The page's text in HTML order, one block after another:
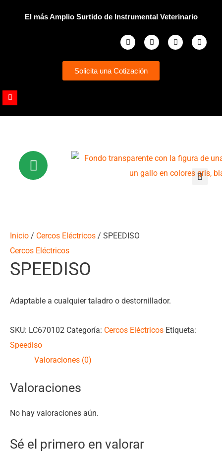
El más Amplio Surtido de Instrumental Veterinario
FacebookInstagramWhatsapp
Solicita una Cotización
Youtube
Inicio / Cercos Eléctricos / SPEEDISO
Cercos Eléctricos
SPEEDISO
Adaptable a cualquier taladro o destornillador.
SKU: LC670102 Categoría: Cercos Eléctricos Etiqueta:
Speediso
Valoraciones (0)
Valoraciones
No hay valoraciones aún.
Sé el primero en valorar